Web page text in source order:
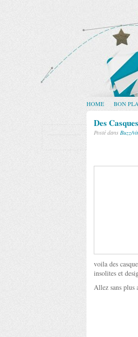
HOME BON
Des
Posté dans Buzz/
voila des
insolites et
Allez sans plus